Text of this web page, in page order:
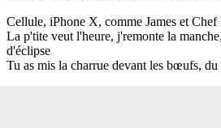
Cellule, iPhone X, comme James et Chef
La p'tite veut l'heure, j'remonte la
d'éclipse
Tu as mis la charrue devant les bœufs,